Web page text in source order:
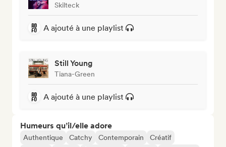
Skilteck
A ajouté à une playlist
Still Young
Tiana-Green
A ajouté à une playlist
Humeurs qu’il/elle adore
Authentique Catchy Contemporain
Créatif